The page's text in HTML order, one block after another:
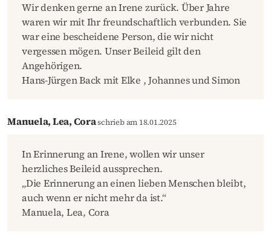
Wir denken gerne an Irene zurück. Über Jahre
waren wir mit Ihr freundschaftlich verbunden. Sie
war eine bescheidene Person, die wir nicht
vergessen mögen. Unser Beileid gilt den
Angehörigen.
Hans-Jürgen Back mit Elke , Johannes und Simon
Manuela, Lea, Coraschrieb am 18.01.2025
In Erinnerung an Irene, wollen wir unser
herzliches Beileid aussprechen.
„Die Erinnerung an einen lieben Menschen bleibt,
auch wenn er nicht mehr da ist.“
Manuela, Lea, Cora